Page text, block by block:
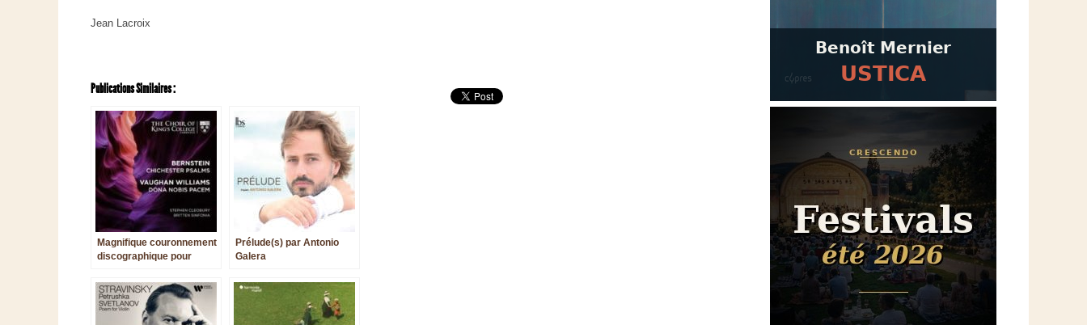
Jean Lacroix
Publications Similaires :
Magnifique couronnement
discographique pour
Prélude(s) par Antonio
Galera